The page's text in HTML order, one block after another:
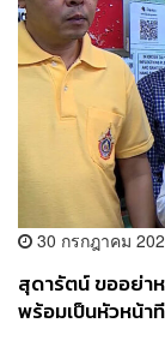
30 กรกฎาคม
สุดารัตน์ ขออย่า
พร้อมเป็นหัวหน้า